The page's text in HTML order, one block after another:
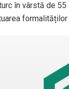
în vârstă de